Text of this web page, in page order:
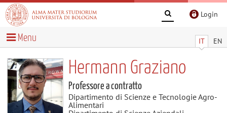
Login
IT EN
Menu
Hermann Graziano
Professore a contratto
Dipartimento di Scienze e Tecnologie Agro-
Alimentari